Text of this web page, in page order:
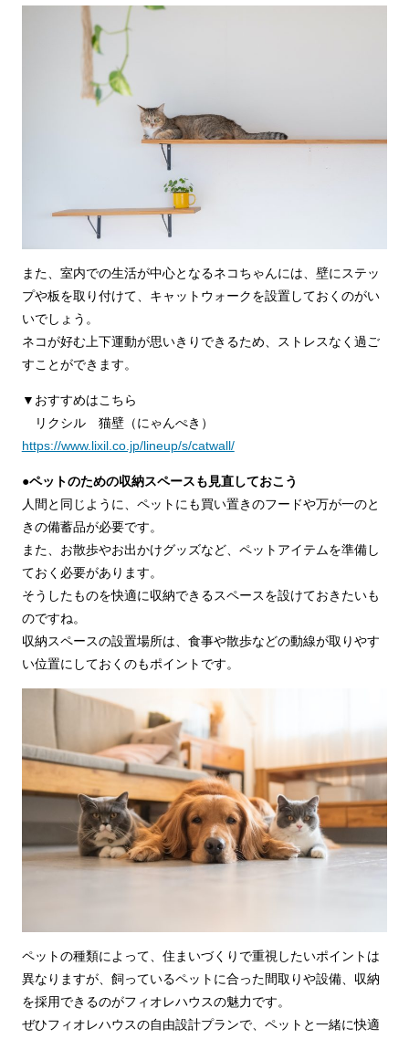
また、室内での生活が中心となるネコちゃんには、壁にステッ
プや板を取り付けて、キャットウォークを設置しておくのがい
いでしょう。
ネコが好む上下運動が思いきりできるため、ストレスなく過ご
すことができます。
▼おすすめはこちら
リクシル 猫壁（にゃんぺき）
https://www.lixil.co.jp/lineup/s/catwall/
●ペットのための収納スペースも見直しておこう
人間と同じように、ペットにも買い置きのフードや万が一のと
きの備蓄品が必要です。
また、お散歩やお出かけグッズなど、ペットアイテムを準備し
ておく必要があります。
そうしたものを快適に収納できるスペースを設けておきたいも
のですね。
収納スペースの設置場所は、食事や散歩などの動線が取りやす
い位置にしておくのもポイントです。
ペットの種類によって、住まいづくりで重視したいポイントは
異なりますが、飼っているペットに合った間取りや設備、収納
を採用できるのがフィオレハウスの魅力です。
ぜひフィオレハウスの自由設計プランで、ペットと一緒に快適